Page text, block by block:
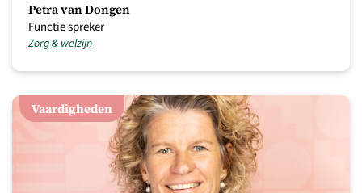
Petra van Dongen
Functie spreker
Zorg & welzijn
Vaardigheden